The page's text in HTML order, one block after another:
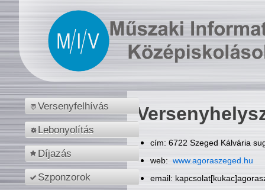
Versenyfelhívás
Lebonyolítás
Díjazás
Szponzorok
cím: 6722 Szeged Kálvária
web: www.agoraszeged.hu
email: